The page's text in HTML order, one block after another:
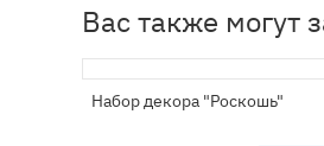
Вас также могут
Набор декора "Роскошь"